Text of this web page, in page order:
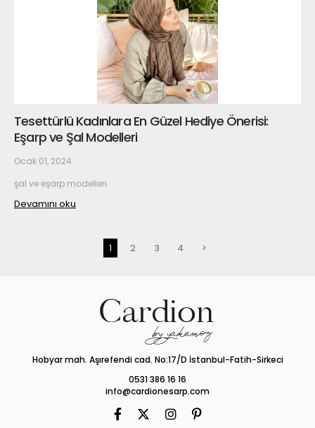
Tesettürlü Kadınlara En Güzel Hediye Önerisi:
Eşarp ve Şal Modelleri
Ocak 01, 2024
şal ve eşarp modelleri
Devamını oku
1 2 3 4 >
Hobyar mah. Aşırefendi cad. No:17/D İstanbul-Fatih-Sirkeci
0531 386 16 16
info@cardionesarp.com